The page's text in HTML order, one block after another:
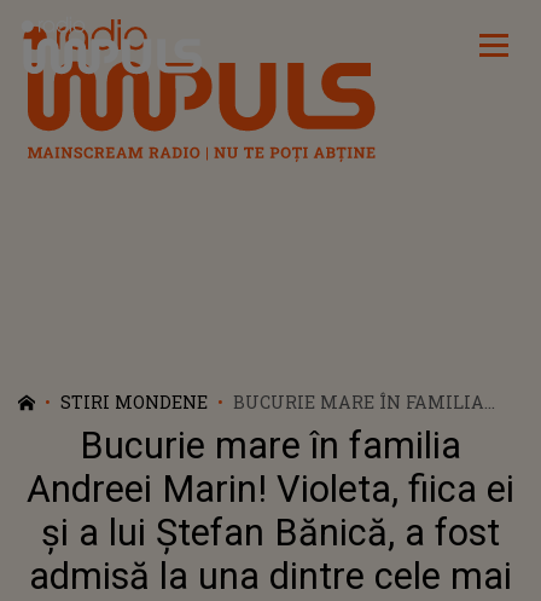
Radio Impuls
STIRI MONDENE
BUCURIE MARE ÎN FAMILIA
ANDREEI MARIN! VIOLETA,
FIICA EI ȘI A LUI ȘTEFAN
BĂNICĂ, A FOST ADMISĂ LA
UNA DINTRE CELE MAI
PRESTIGIOASE UNIVERSITĂȚI
DIN LUME: „AM AVUT MARI
EMOȚII”
Bucurie mare în familia
Andreei Marin! Violeta, fiica ei
și a lui Ștefan Bănică, a fost
admisă la una dintre cele mai